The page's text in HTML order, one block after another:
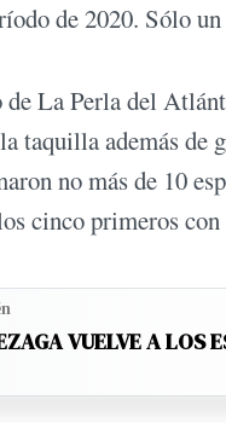
de 2020. Sólo
La Perla del
taquilla además
no más de 10
cinco primeros
VUELVE A LOS